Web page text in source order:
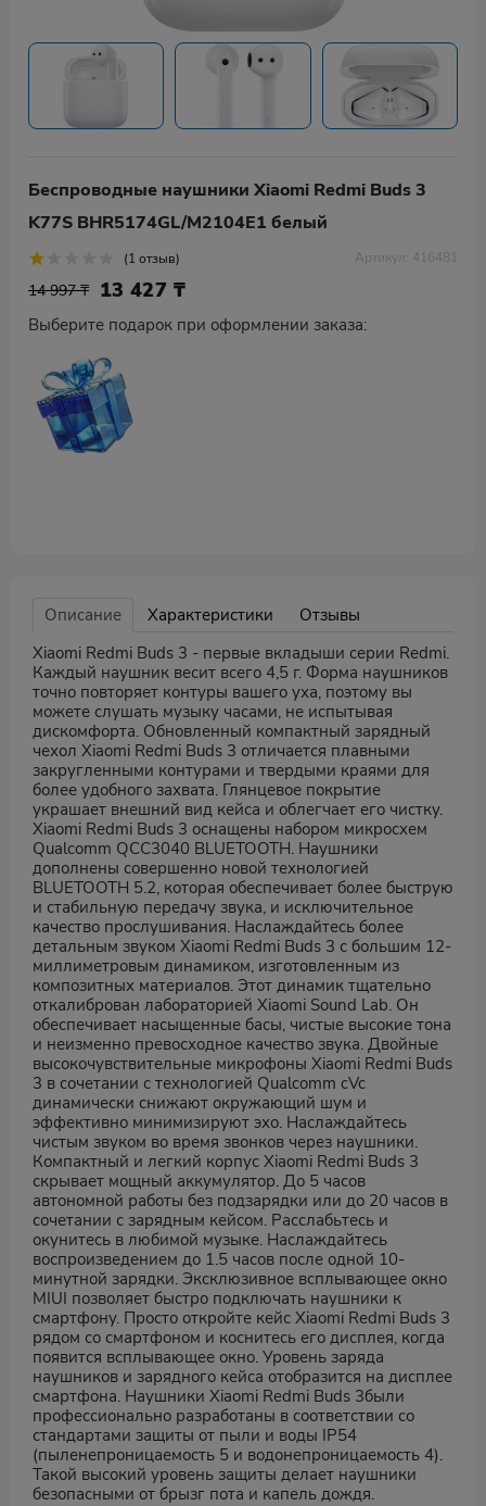
Беспроводные наушники Xiaomi Redmi Buds 3
K77S BHR5174GL/M2104E1 белый
(1 отзыв) Артикул: 416481
14 997 ₸ 13 427 ₸
Выберите подарок при оформлении заказа:
Описание Характеристики
Отзывы
Xiaomi Redmi Buds 3 - первые вкладыши серии Redmi.
Каждый наушник весит всего 4,5 г. Форма наушников
точно повторяет контуры вашего уха, поэтому вы
можете слушать музыку часами, не испытывая
дискомфорта. Обновленный компактный зарядный
чехол Xiaomi Redmi Buds 3 отличается плавными
закругленными контурами и твердыми краями для
более удобного захвата. Глянцевое покрытие
украшает внешний вид кейса и облегчает его чистку.
Xiaomi Redmi Buds 3 оснащены набором микросхем
Qualcomm QCC3040 BLUETOOTH. Наушники
дополнены совершенно новой технологией
BLUETOOTH 5.2, которая обеспечивает более быструю
и стабильную передачу звука, и исключительное
качество прослушивания. Наслаждайтесь более
детальным звуком Xiaomi Redmi Buds 3 с большим 12-
миллиметровым динамиком, изготовленным из
композитных материалов. Этот динамик тщательно
откалиброван лабораторией Xiaomi Sound Lab. Он
обеспечивает насыщенные басы, чистые высокие тона
и неизменно превосходное качество звука. Двойные
высокочувствительные микрофоны Xiaomi Redmi Buds
3 в сочетании с технологией Qualcomm cVc
динамически снижают окружающий шум и
эффективно минимизируют эхо. Наслаждайтесь
чистым звуком во время звонков через наушники.
Компактный и легкий корпус Xiaomi Redmi Buds 3
скрывает мощный аккумулятор. До 5 часов
автономной работы без подзарядки или до 20 часов в
сочетании с зарядным кейсом. Расслабьтесь и
окунитесь в любимой музыке. Наслаждайтесь
воспроизведением до 1.5 часов после одной 10-
минутной зарядки. Эксклюзивное всплывающее окно
MIUI позволяет быстро подключать наушники к
смартфону. Просто откройте кейс Xiaomi Redmi Buds 3
рядом со смартфоном и коснитесь его дисплея, когда
появится всплывающее окно. Уровень заряда
наушников и зарядного кейса отобразится на дисплее
смартфона. Наушники Xiaomi Redmi Buds 3были
профессионально разработаны в соответствии со
стандартами защиты от пыли и воды IP54
(пыленепроницаемость 5 и водонепроницаемость 4).
Такой высокий уровень защиты делает наушники
безопасными от брызг пота и капель дождя.